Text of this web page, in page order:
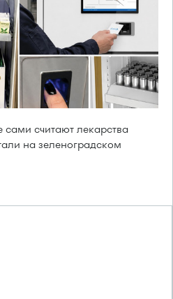
считают лекарства
на зеленоградском